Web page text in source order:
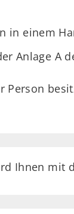
in einem
Anlage A
Ihnen mit